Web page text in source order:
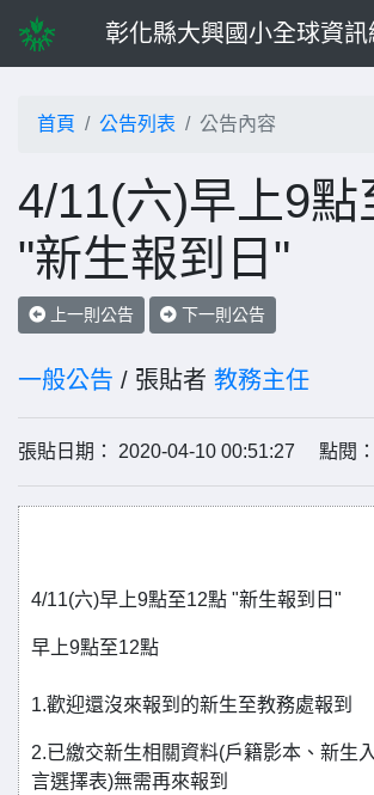
彰化縣大興國小全球資訊
首頁 公告列表 公告內容
4/11(六)早上9點
"新生報到日"
上一則公告 下一則公告
一般公告 / 張貼者 教務主任
張貼日期： 2020-04-10 00:51:27 點閱：
4/11(六)早上9點至12點 "新生報到日"
早上9點至12點
1.歡迎還沒來報到的新生至教務處報到
2.已繳交新生相關資料(戶籍影本、新生
言選擇表)無需再來報到